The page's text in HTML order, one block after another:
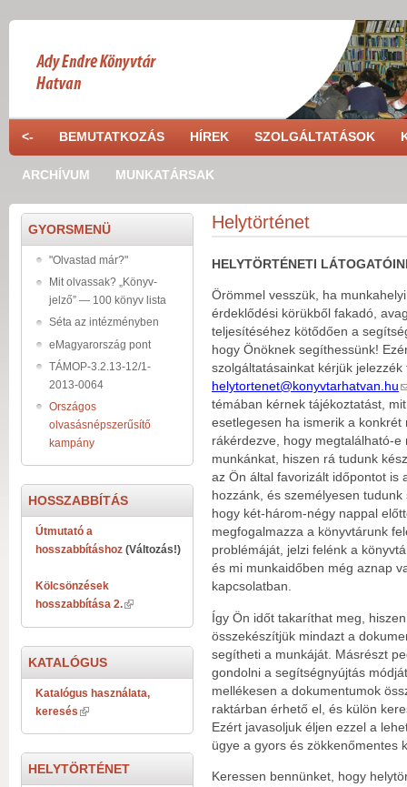
<- BEMUTATKOZÁS HÍREK SZOLGÁLTATÁSOK
ARCHÍVUM MUNKATÁRSAK
Helytörténet
HELYTÖRTÉNETI
Örömmel vesszük, ha
érdeklődési körükből fakadó,
teljesítéséhez kötődően a
hogy Önöknek segíthessünk!
szolgáltatásainkat kérjük jelezzék
helytortenet@konyvtarhatvan.hu
témában kérnek tájékoztatást,
esetlegesen ha ismerik a
rákérdezve, hogy megtalálható-
munkánkat, hiszen rá tudunk
az Ön által favorizált időpontot is
hozzánk, és személyesen
hogy két-három-négy nappal
megfogalmazza a könyvtárunk
problémáját, jelzi felénk a
és mi munkaidőben még aznap
kapcsolatban.
Így Ön időt takaríthat meg,
összekészítjük mindazt a
segítheti a munkáját. Másrészt
gondolni a segítségnyújtás
mellékesen a dokumentumok
raktárban érhető el, és külön
Ezért javasoljuk éljen ezzel a
ügye a gyors és zökkenőmentes
Keressen bennünket, hogy
GYORSMENÜ
"Olvastad már?"
Mit olvassak? „Könyv-
jelző” — 100 könyv lista
Séta az intézményben
eMagyarország pont
TÁMOP-3.2.13-12/1-
2013-0064
Országos
olvasásnépszerűsítő
kampány
HOSSZABBÍTÁS
Útmutató a
hosszabbításhoz (Változás!)
Kölcsönzések
hosszabbítása 2.
KATALÓGUS
Katalógus használata,
keresés
HELYTÖRTÉNET